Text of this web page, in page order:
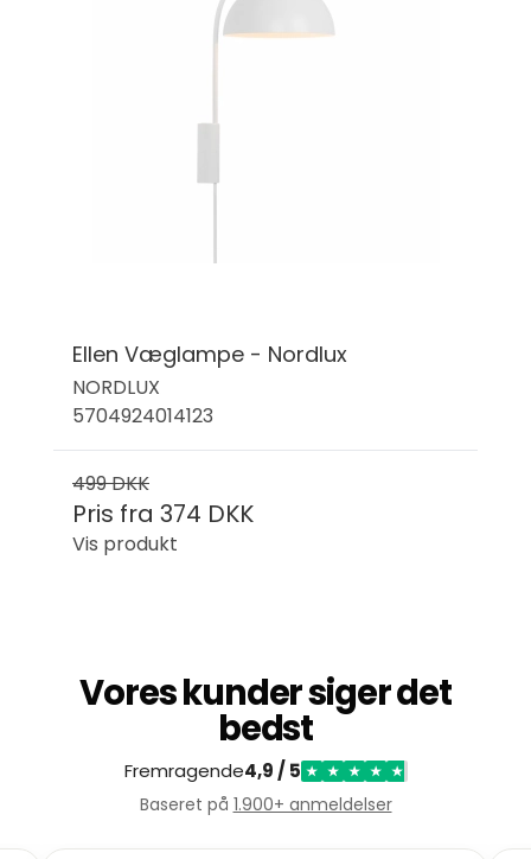
Ellen Væglampe - Nordlux
NORDLUX
5704924014123
499 DKK
Pris fra 374 DKK
Vis produkt
Vores kunder siger det
bedst
Fremragende4,9 / 5 ★ ★ ★ ★ ★
Baseret på 1.900+ anmeldelser